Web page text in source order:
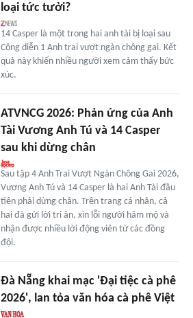
loại tức tưởi?
14 Casper là một trong hai anh tài bị loại sau
Công diễn 1 Anh trai vượt ngàn chông gai. Kết
quả này khiến nhiều người xem cảm thấy bức
xúc.
ATVNCG 2026: Phản ứng của Anh
Tài Vương Anh Tú và 14 Casper
sau khi dừng chân
Sau tập 4 Anh Trai Vượt Ngàn Chông Gai 2026,
Vương Anh Tú và 14 Casper là hai Anh Tài đầu
tiên phải dừng chân. Trên trang cá nhân, cả
hai đã gửi lời tri ân, xin lỗi người hâm mộ và
nhận được nhiều lời động viên từ các đồng
đội.
Đà Nẵng khai mạc 'Đại tiệc cà phê
2026', lan tỏa văn hóa cà phê Việt